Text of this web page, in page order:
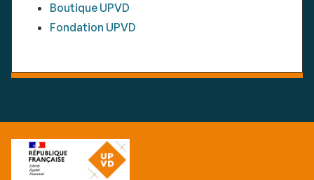
Boutique UPVD
Fondation UPVD